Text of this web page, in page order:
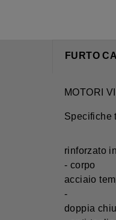
FURTO
MOTORI
Specifiche
rinforzato
- corpo
acciaio
-
doppia